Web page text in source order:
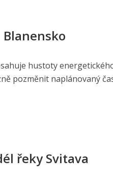
Blanensko
hustoty
pozměnit naplánovaný
řeky Svitava